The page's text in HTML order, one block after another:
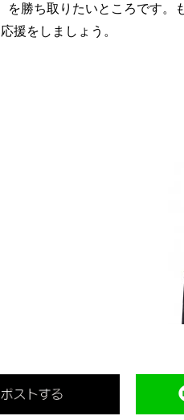
勝ち取りたいところです。
援をしましょう。